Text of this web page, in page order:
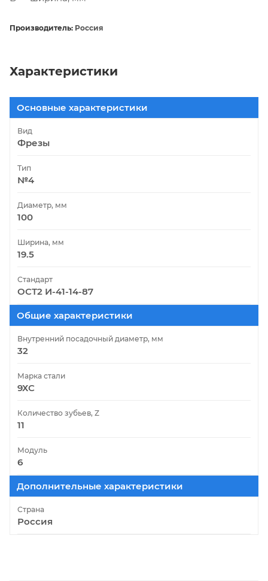
Производитель: Россия
Характеристики
Основные характеристики
Вид
Фрезы
Тип
№4
Диаметр, мм
100
Ширина, мм
19.5
Стандарт
ОСТ2 И-41-14-87
Общие характеристики
Внутренний посадочный диаметр, мм
32
Марка стали
9ХС
Количество зубьев, Z
11
Модуль
6
Дополнительные характеристики
Страна
Россия